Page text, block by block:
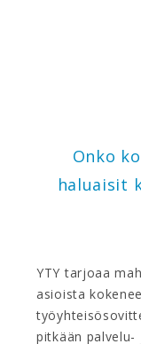
Onko
haluaisit
YTY tarjoaa
asioista
pitkään